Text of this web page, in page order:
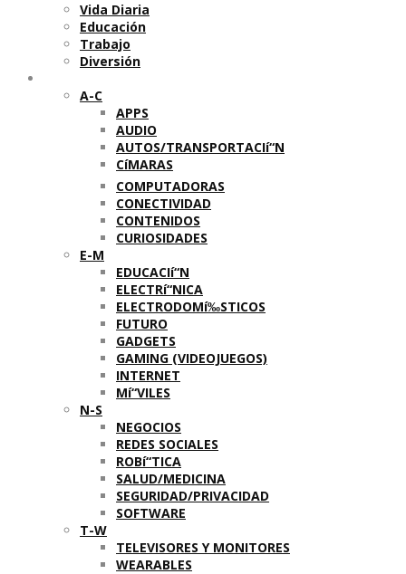
Vida Diaria
Educación
Trabajo
Diversión
A-C
APPS
AUDIO
AUTOS/TRANSPORTACIí“N
CíMARAS
COMPUTADORAS
CONECTIVIDAD
CONTENIDOS
CURIOSIDADES
E-M
EDUCACIí“N
ELECTRí“NICA
ELECTRODOMí‰STICOS
FUTURO
GADGETS
GAMING (VIDEOJUEGOS)
INTERNET
Mí“VILES
N-S
NEGOCIOS
REDES SOCIALES
ROBí“TICA
SALUD/MEDICINA
SEGURIDAD/PRIVACIDAD
SOFTWARE
T-W
TELEVISORES Y MONITORES
WEARABLES